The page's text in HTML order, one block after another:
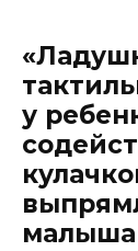
у
малыша